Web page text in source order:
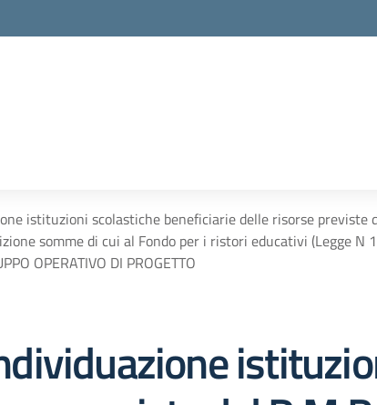
istituzioni scolastiche beneficiarie delle risorse
somme di cui al Fondo per i ristori educativi (Legge N
OPERATIVO DI PROGETTO